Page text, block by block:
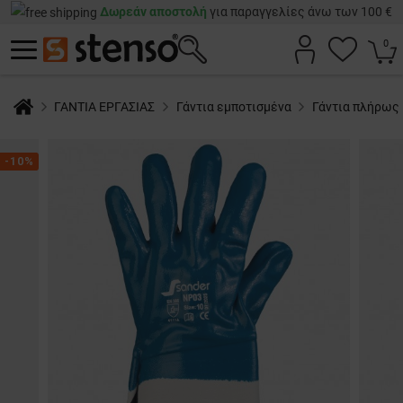
Δωρεάν αποστολή για παραγγελίες άνω των 100 €
0
ΓΑΝΤΙΑ ΕΡΓΑΣΙΑΣ Γάντια εμποτισμένα Γάντια πλήρως
-10%